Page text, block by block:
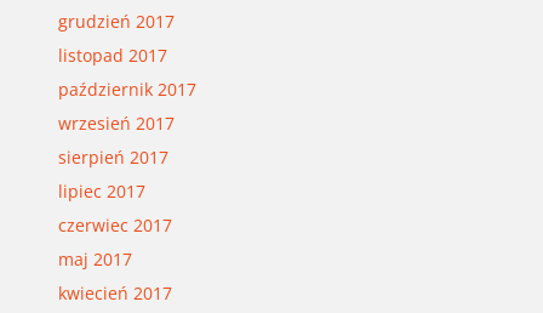
grudzień 2017
listopad 2017
październik 2017
wrzesień 2017
sierpień 2017
lipiec 2017
czerwiec 2017
maj 2017
kwiecień 2017